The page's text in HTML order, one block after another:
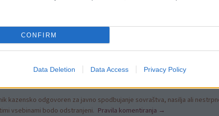
CONFIRM
Data Deletion Data Access Privacy Policy
kazensko odgovoren za javno spodbujanje sovraštva, nasilja ali
vsebinami bodo odstranjeni. Pravila komentiranja →